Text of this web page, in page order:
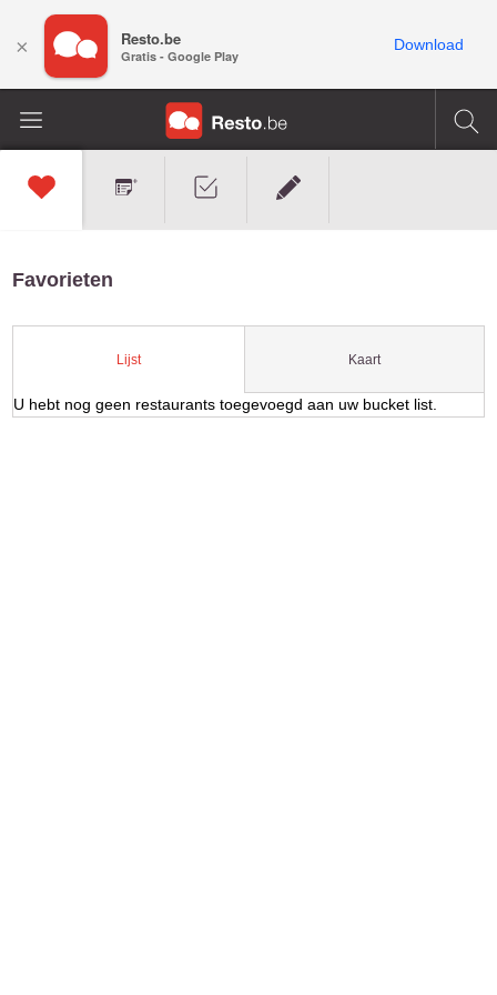
Favorieten
Lijst Kaart
U hebt nog geen restaurants toegevoegd aan uw bucket list.
× Resto.be
Gratis - Google Play
Download